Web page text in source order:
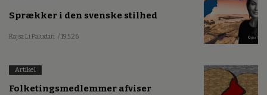
Sprækker i den svenske stilhed
Kajsa Li Paludan / 19.5.26
Artikel
Folketingsmedlemmer afviser